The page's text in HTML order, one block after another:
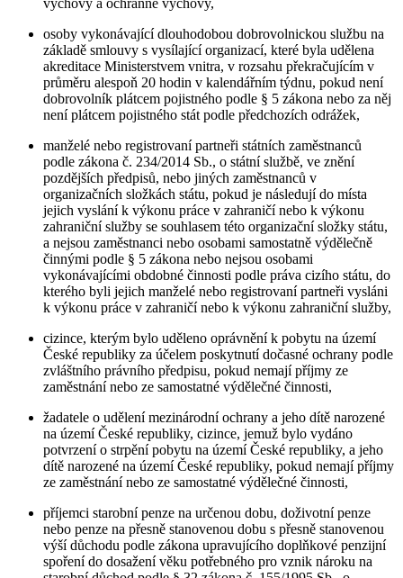
osoby vykonávající dlouhodobou dobrovolnickou službu na
základě smlouvy s vysílající organizací, které byla udělena
akreditace Ministerstvem vnitra, v rozsahu překračujícím v
průměru alespoň 20 hodin v kalendářním týdnu, pokud není
dobrovolník plátcem pojistného podle § 5 zákona nebo za něj
není plátcem pojistného stát podle předchozích odrážek,
manželé nebo registrovaní partneři státních zaměstnanců
podle zákona č. 234/2014 Sb., o státní službě, ve znění
pozdějších předpisů, nebo jiných zaměstnanců v
organizačních složkách státu, pokud je následují do místa
jejich vyslání k výkonu práce v zahraničí nebo k výkonu
zahraniční služby se souhlasem této organizační složky státu,
a nejsou zaměstnanci nebo osobami samostatně výdělečně
činnými podle § 5 zákona nebo nejsou osobami
vykonávajícími obdobné činnosti podle práva cizího státu, do
kterého byli jejich manželé nebo registrovaní partneři vysláni
k výkonu práce v zahraničí nebo k výkonu zahraniční služby,
cizince, kterým bylo uděleno oprávnění k pobytu na území
České republiky za účelem poskytnutí dočasné ochrany podle
zvláštního právního předpisu, pokud nemají příjmy ze
zaměstnání nebo ze samostatné výdělečné činnosti,
žadatele o udělení mezinárodní ochrany a jeho dítě narozené
na území České republiky, cizince, jemuž bylo vydáno
potvrzení o strpění pobytu na území České republiky, a jeho
dítě narozené na území České republiky, pokud nemají příjmy
ze zaměstnání nebo ze samostatné výdělečné činnosti,
příjemci starobní penze na určenou dobu, doživotní penze
nebo penze na přesně stanovenou dobu s přesně stanovenou
výší důchodu podle zákona upravujícího doplňkové penzijní
spoření do dosažení věku potřebného pro vznik nároku na